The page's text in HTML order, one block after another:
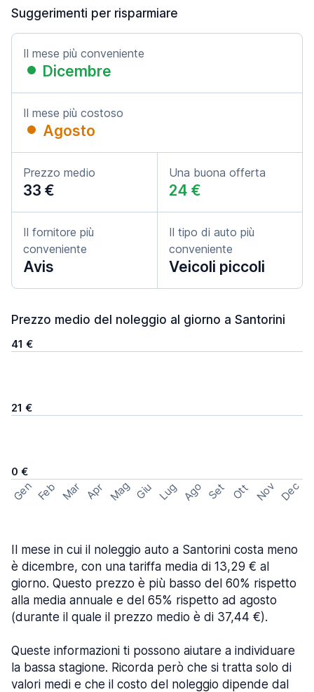
Suggerimenti per risparmiare
Il mese più conveniente
Dicembre
Il mese più costoso
Agosto
Prezzo medio
33 €
Una buona offerta
24 €
Il fornitore più
conveniente
Avis
Il tipo di auto più
conveniente
Veicoli piccoli
Prezzo medio del noleggio al giorno a Santorini
41 €
21 €
0 €
Gen Feb Mar Apr Mag Giu Lug Ago Set Ott Nov Dec
Il mese in cui il noleggio auto a Santorini costa meno
è dicembre, con una tariffa media di 13,29 € al
giorno. Questo prezzo è più basso del 60% rispetto
alla media annuale e del 65% rispetto ad agosto
(durante il quale il prezzo medio è di 37,44 €).
Queste informazioni ti possono aiutare a individuare
la bassa stagione. Ricorda però che si tratta solo di
valori medi e che il costo del noleggio dipende dal